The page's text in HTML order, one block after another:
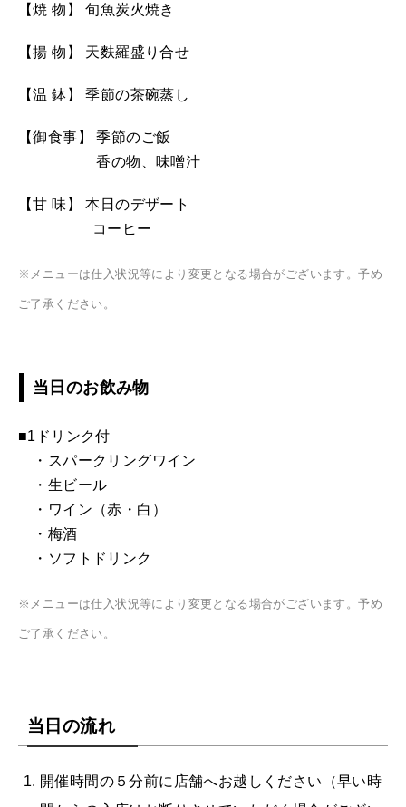
【焼 物】 旬魚炭火焼き
【揚 物】 天麩羅盛り合せ
【温 鉢】 季節の茶碗蒸し
【御食事】 季節のご飯
香の物、味噌汁
【甘 味】 本日のデザート
コーヒー
※メニューは仕入状況等により変更となる場合がございます。予め
ご了承ください。
当日のお飲み物
■1ドリンク付
・スパークリングワイン
・生ビール
・ワイン（赤・白）
・梅酒
・ソフトドリンク
※メニューは仕入状況等により変更となる場合がございます。予め
ご了承ください。
当日の流れ
開催時間の５分前に店舗へお越しください（早い時